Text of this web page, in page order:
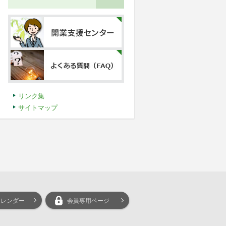
リンク集
サイトマップ
ンダー 会員専用ページ